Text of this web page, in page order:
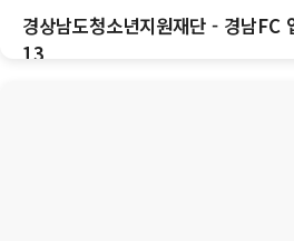
경상남도청소년지원재단 - 경남
13